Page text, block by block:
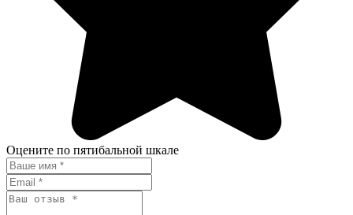
Оцените по пятибальной шкале